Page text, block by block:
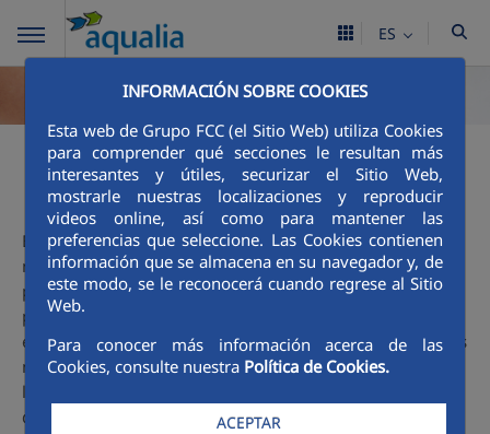
INFORMACIÓN SOBRE COOKIES
Esta web de Grupo FCC (el Sitio Web) utiliza Cookies
para comprender qué secciones le resultan más
interesantes y útiles, securizar el Sitio Web,
mostrarle nuestras localizaciones y reproducir
videos online, así como para mantener las
preferencias que seleccione. Las Cookies contienen
información que se almacena en su navegador y, de
este modo, se le reconocerá cuando regrese al Sitio
Web.
Para conocer más información acerca de las
Cookies, consulte nuestra Política de Cookies.
ACEPTAR
ES
Ciclo integral
El agua es un gran tesoro y que podemos encontrarla en
nuestro entorno: en el mar, en los ríos, en los pantanos...,
pero para que llegue hasta nuestras casas, colegios,
parques, industrias... y la podamos beber, lavarnos con
ella, nadar en la piscina, ver crecer las flores del jardín..., es
necesario que el agua siga un proceso cuidadoso. Esa es la
labor de Aqualia y te invitamos a descubrir
detalle, las fases de este apasionante Ciclo.